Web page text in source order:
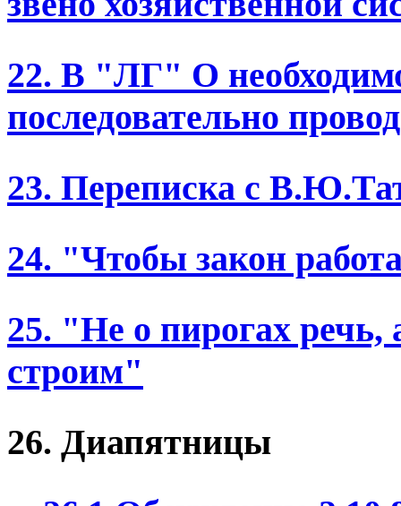
22. В "ЛГ" О
последовательно
23. Переписка с
24. "Чтобы закон
25. "Не о пирогах речь,
строим"
26. Диапятницы